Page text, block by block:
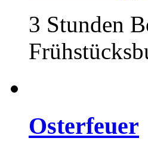
3 Stunden
Osterfeuer